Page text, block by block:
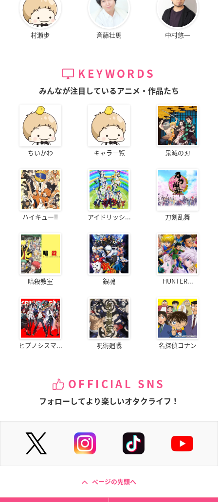
村瀬歩 斉藤壮馬 中村悠一
KEYWORDS
みんなが注目しているアニメ・作品たち
ちいかわ キャラ一覧 鬼滅の刃
ハイキュー!! アイドリッシ... 刀剣乱舞
暗殺教室 銀魂 HUNTER...
ヒプノシスマ... 呪術廻戦 名探偵コナン
OFFICIAL SNS
フォローしてより楽しいオタクライフ！
ページの先頭へ